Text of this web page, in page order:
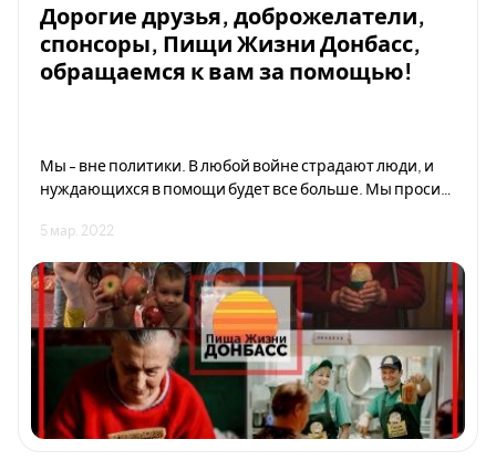
Дорогие друзья, доброжелатели,
спонсоры, Пищи Жизни Донбасс,
обращаемся к вам за помощью!
Мы - вне политики. В любой войне страдают люди, и
нуждающихся в помощи будет все больше. Мы просим
пожертвованиями, а также помолиться за всех людей,
в чью жизнь вошла война.
5 мар. 2022